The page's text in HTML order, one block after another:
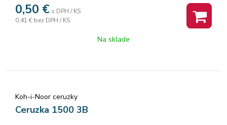
0,50 € s DPH / KS
0,41 € bez DPH / KS
Na sklade
Koh-i-Noor ceruzky
Ceruzka 1500 3B